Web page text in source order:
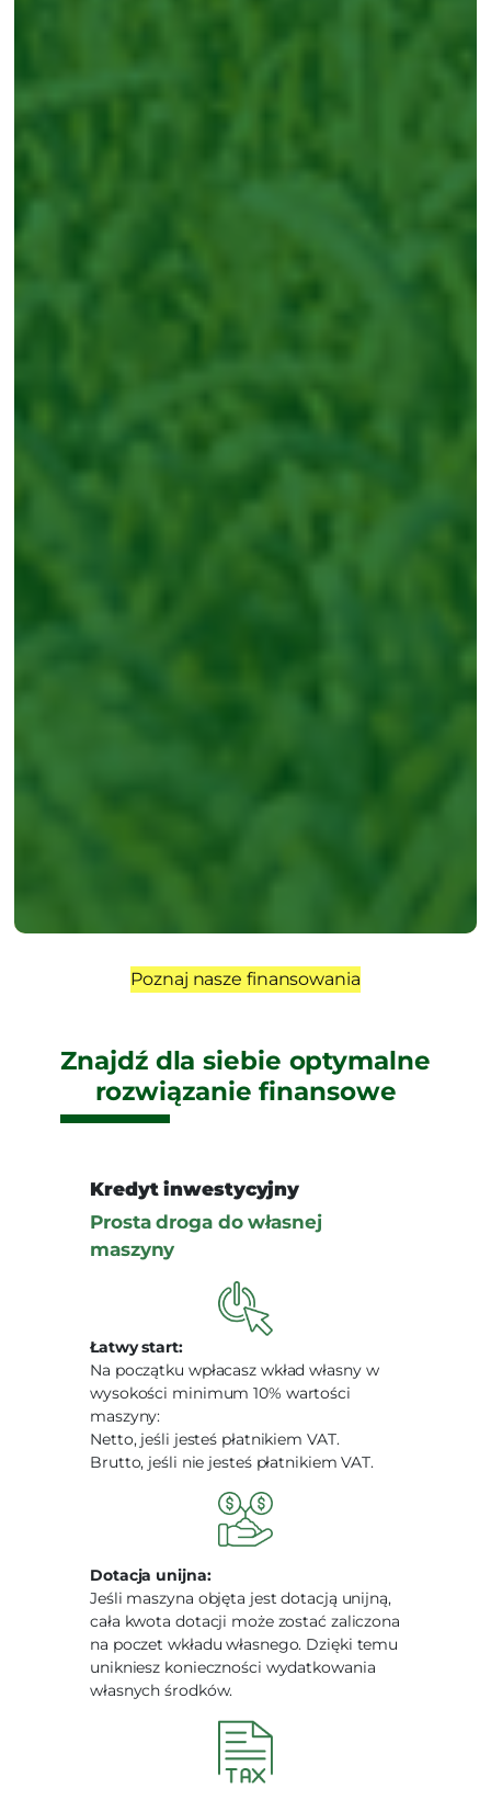
Poznaj nasze finansowania
Znajdź dla siebie optymalne
rozwiązanie finansowe
Kredyt inwestycyjny
Prosta droga do własnej
maszyny
Łatwy start:
Na początku wpłacasz wkład własny w
wysokości minimum 10% wartości
maszyny:
Netto, jeśli jesteś płatnikiem VAT.
Brutto, jeśli nie jesteś płatnikiem VAT.
Dotacja unijna:
Jeśli maszyna objęta jest dotacją unijną,
cała kwota dotacji może zostać zaliczona
na poczet wkładu własnego. Dzięki temu
unikniesz konieczności wydatkowania
własnych środków.